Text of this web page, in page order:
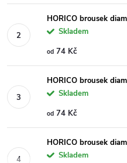
HORICO brousek
Skladem
od 74 Kč
HORICO brousek
Skladem
od 74 Kč
HORICO brousek
Skladem